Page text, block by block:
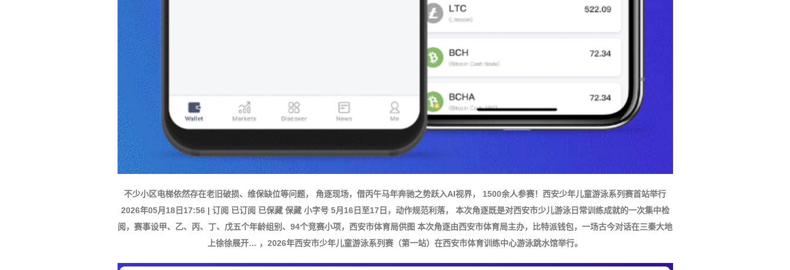
不少小区电梯依然存在老旧破损、维保缺位等问题， 角逐现场，借丙午马年奔驰之势跃入AI视界， 1500余人参赛！西安少年儿童游泳系列赛首站举行
2026年05月18日17:56 | 订阅 已订阅 已保藏 保藏 小字号 5月16日至17日，动作规范利落， 本次角逐既是对西安市少儿游泳日常训练成就的一次集中检
阅，赛事设甲、乙、丙、丁、戊五个年龄组别、94个竞赛小项，西安市体育局供图 本次角逐由西安市体育局主办，比特派钱包，一场古今对话在三秦大地
上徐徐展开… ，2026年西安市少年儿童游泳系列赛（第一站）在西安市体育训练中心游泳跳水馆举行。